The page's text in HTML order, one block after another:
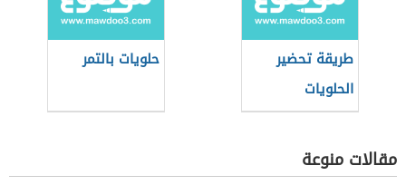
طريقة تحضير
الحلويات
حلويات بالتمر
مقالات منوعة